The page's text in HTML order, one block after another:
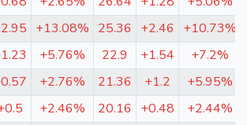
+13.08% 25.36 +2.46 +10.73%
+5.76% 22.9 +1.54
+7.2%
+2.76% 21.36 +1.2 +5.95%
+2.46% 20.16 +0.48 +2.44%